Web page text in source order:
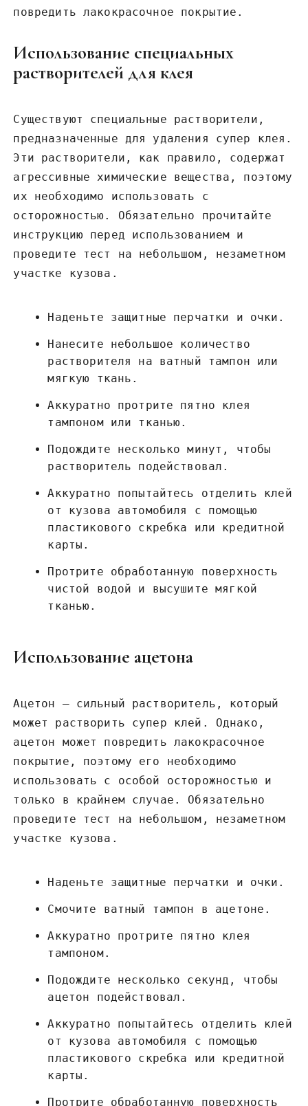
повредить лакокрасочное покрытие.
Использование специальных
растворителей для клея
Существуют специальные растворители,
предназначенные для удаления супер клея.
Эти растворители, как правило, содержат
агрессивные химические вещества, поэтому
их необходимо использовать с
осторожностью. Обязательно прочитайте
инструкцию перед использованием и
проведите тест на небольшом, незаметном
участке кузова.
Наденьте защитные перчатки и очки.
Нанесите небольшое количество
растворителя на ватный тампон или
мягкую ткань.
Аккуратно протрите пятно клея
тампоном или тканью.
Подождите несколько минут, чтобы
растворитель подействовал.
Аккуратно попытайтесь отделить клей
от кузова автомобиля с помощью
пластикового скребка или кредитной
карты.
Протрите обработанную поверхность
чистой водой и высушите мягкой
тканью.
Использование ацетона
Ацетон – сильный растворитель, который
может растворить супер клей. Однако,
ацетон может повредить лакокрасочное
покрытие, поэтому его необходимо
использовать с особой осторожностью и
только в крайнем случае. Обязательно
проведите тест на небольшом, незаметном
участке кузова.
Наденьте защитные перчатки и очки.
Смочите ватный тампон в ацетоне.
Аккуратно протрите пятно клея
тампоном.
Подождите несколько секунд, чтобы
ацетон подействовал.
Аккуратно попытайтесь отделить клей
от кузова автомобиля с помощью
пластикового скребка или кредитной
карты.
Протрите обработанную поверхность